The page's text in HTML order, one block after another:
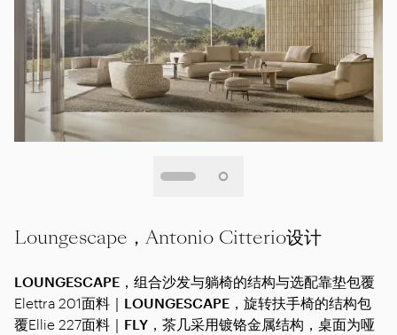
Loungescape，Antonio Citterio设计
LOUNGESCAPE ，组合沙发与躺椅的结构与选配靠垫包覆
Elettra 201面料｜ LOUNGESCAPE ，旋转扶手椅的结构包
覆Ellie 227面料｜ FLY ，茶几采用镀铬金属结构，桌面为哑